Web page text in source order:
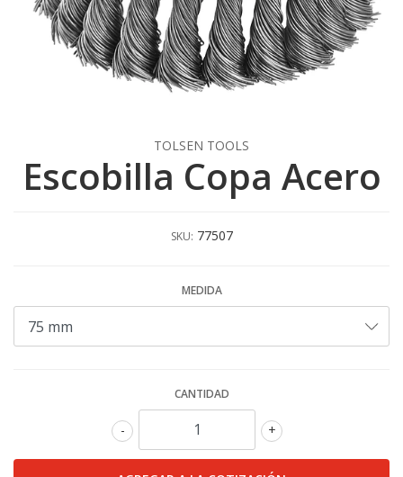
TOLSEN TOOLS
Escobilla Copa Acero
SKU: 77507
MEDIDA
CANTIDAD
+
-